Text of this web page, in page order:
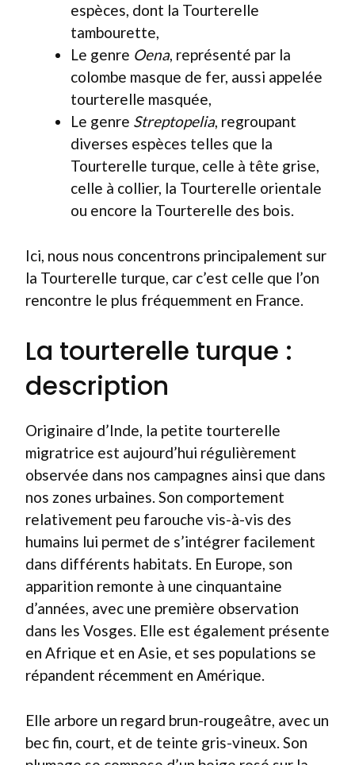
espèces, dont la Tourterelle
tambourette,
Le genre Oena, représenté par la
colombe masque de fer, aussi appelée
tourterelle masquée,
Le genre Streptopelia, regroupant
diverses espèces telles que la
Tourterelle turque, celle à tête grise,
celle à collier, la Tourterelle orientale
ou encore la Tourterelle des bois.
Ici, nous nous concentrons principalement sur
la Tourterelle turque, car c’est celle que l’on
rencontre le plus fréquemment en France.
La tourterelle turque :
description
Originaire d’Inde, la petite tourterelle
migratrice est aujourd’hui régulièrement
observée dans nos campagnes ainsi que dans
nos zones urbaines. Son comportement
relativement peu farouche vis-à-vis des
humains lui permet de s’intégrer facilement
dans différents habitats. En Europe, son
apparition remonte à une cinquantaine
d’années, avec une première observation
dans les Vosges. Elle est également présente
en Afrique et en Asie, et ses populations se
répandent récemment en Amérique.
Elle arbore un regard brun-rougeâtre, avec un
bec fin, court, et de teinte gris-vineux. Son